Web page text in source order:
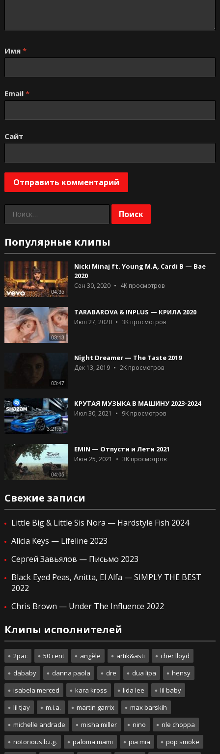
Имя *
Email *
Сайт
Найти:
Популярные клипы
04:35
Nicki Minaj ft. Young M.A, Cardi B — Bae
2020
Сен 30, 2020 4Kпросмотров
03:13
TARABAROVA & INPLUS — КРИЛА 2020
Июл 27, 2020 3Kпросмотров
03:47
Night Dreamer — The Taste 2019
Дек 13, 2019 2Kпросмотров
3:21:51
КРУТАЯ МУЗЫКА В МАШИНУ 2023-2024
Июл 30, 2021 9Kпросмотров
04:05
EMIN — Отпусти и Лети 2021
Июн 25, 2021 3Kпросмотров
Свежие записи
Little Big & Little Sis Nora — Hardstyle Fish 2024
Alicia Keys — Lifeline 2023
Сергей Завьялов — Письмо 2023
Black Eyed Peas, Anitta, El Alfa — SIMPLY THE BEST
2022
Chris Brown — Under The Influence 2022
Клипы исполнителей
2pac 50 cent angèle artik&asti
cher lloyd
dababy
danna paola dre dua lipa
hensy
isabela merced
kara kross lida lee
lil baby
lil tjay
m.i.a. martin garrix
max barskih
michelle andrade
misha miller nino
nle choppa
notorious b.i.g.
paloma mami pia mia pop smoke